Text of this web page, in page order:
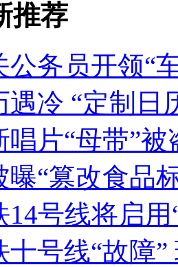
推荐
公务员开领“
遇冷 “定制日
唱片“母带”被
曝“篡改食品
14号线将启
十号线“故障